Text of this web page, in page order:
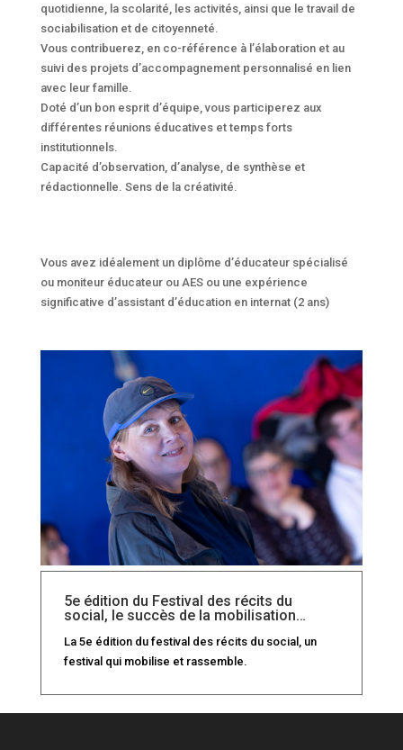
quotidienne, la scolarité, les activités, ainsi que le travail de
sociabilisation et de citoyenneté.
Vous contribuerez, en co-référence à l’élaboration et au
suivi des projets d’accompagnement personnalisé en lien
avec leur famille.
Doté d’un bon esprit d’équipe, vous participerez aux
différentes réunions éducatives et temps forts
institutionnels.
Capacité d’observation, d’analyse, de synthèse et
rédactionnelle. Sens de la créativité.
Vous avez idéalement un diplôme d’éducateur spécialisé
ou moniteur éducateur ou AES ou une expérience
significative d’assistant d’éducation en internat (2 ans)
5e édition du Festival des récits du
social, le succès de la mobilisation…
La 5e édition du festival des récits du social, un
festival qui mobilise et rassemble.